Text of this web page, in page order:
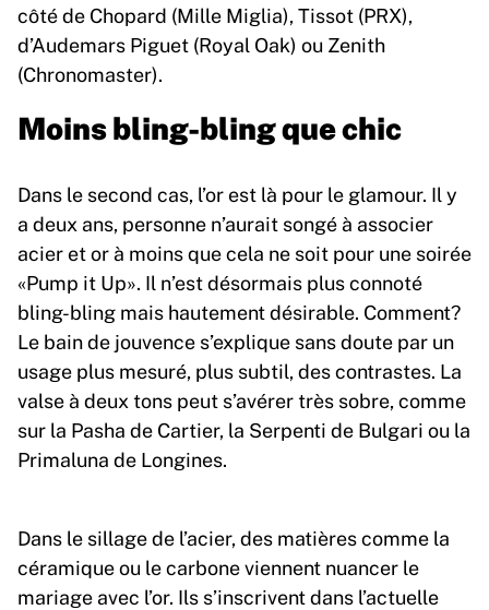
côté de Chopard (Mille Miglia), Tissot (PRX),
d’Audemars Piguet (Royal Oak) ou Zenith
(Chronomaster).
Moins bling-bling que chic
Dans le second cas, l’or est là pour le glamour. Il y
a deux ans, personne n’aurait songé à associer
acier et or à moins que cela ne soit pour une soirée
«Pump it Up». Il n’est désormais plus connoté
bling-bling mais hautement désirable. Comment?
Le bain de jouvence s’explique sans doute par un
usage plus mesuré, plus subtil, des contrastes. La
valse à deux tons peut s’avérer très sobre, comme
sur la Pasha de Cartier, la Serpenti de Bulgari ou la
Primaluna de Longines.
Dans le sillage de l’acier, des matières comme la
céramique ou le carbone viennent nuancer le
mariage avec l’or. Ils s’inscrivent dans l’actuelle